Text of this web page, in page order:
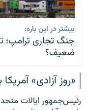
بیشتر در این باره:
جنگ تجاری ترامپ؛
ضعیف‌؟
«روز آزادی»
رئیس‌جمهور ایالات